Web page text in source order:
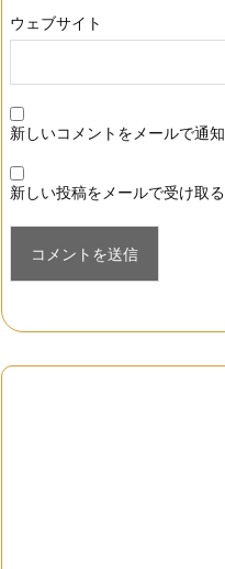
ウェブサイト
新しいコメントをメールで通知
新しい投稿をメールで受け取る